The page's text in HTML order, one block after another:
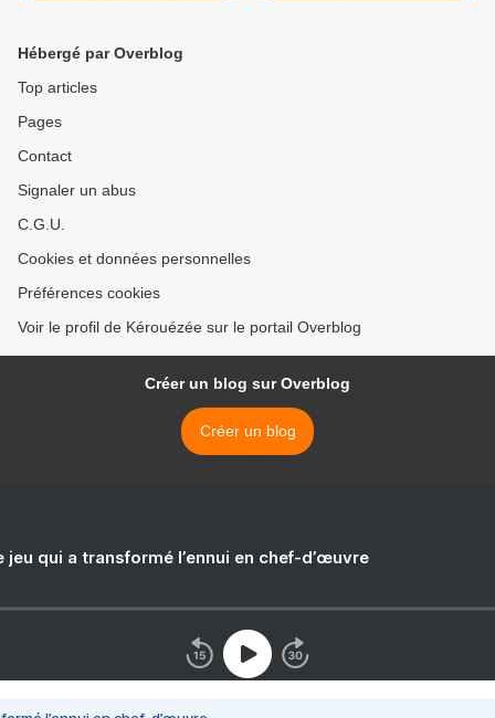
Hébergé par Overblog
Top articles
Pages
Contact
Signaler un abus
C.G.U.
Cookies et données personnelles
Préférences cookies
Voir le profil de Kérouézée sur le portail Overblog
Créer un blog sur Overblog
Créer un blog
jeu qui a transformé l’ennui en chef-d’œuvre